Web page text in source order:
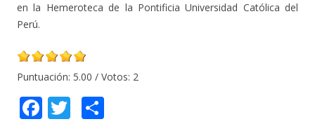
en la Hemeroteca de la Pontificia Universidad Católica del
Perú.
Puntuación: 5.00 / Votos: 2
F T